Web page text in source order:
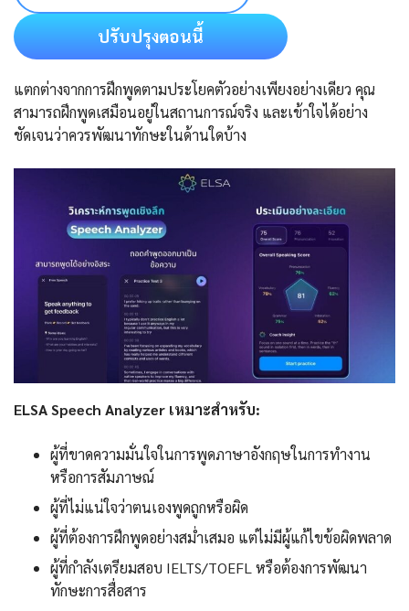
ปรับปรุงตอนนี้
แตกต่างจากการฝึกพูดตามประโยคตัวอย่างเพียงอย่างเดียว คุณ
สามารถฝึกพูดเสมือนอยู่ในสถานการณ์จริง และเข้าใจได้อย่าง
ชัดเจนว่าควรพัฒนาทักษะในด้านใดบ้าง
ELSA Speech Analyzer เหมาะสำหรับ:
ผู้ที่ขาดความมั่นใจในการพูดภาษาอังกฤษในการทำงาน
หรือการสัมภาษณ์
ผู้ที่ไม่แน่ใจว่าตนเองพูดถูกหรือผิด
ผู้ที่ต้องการฝึกพูดอย่างสม่ำเสมอ แต่ไม่มีผู้แก้ไขข้อผิดพลาด
ผู้ที่กำลังเตรียมสอบ IELTS/TOEFL หรือต้องการพัฒนา
ทักษะการสื่อสาร